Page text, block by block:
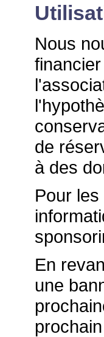
Nous
de
à des
Pour
En
une